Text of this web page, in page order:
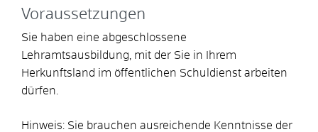
Voraussetzungen
Sie haben eine abgeschlossene
Lehramtsausbildung, mit der Sie in Ihrem
Herkunftsland im öffentlichen Schuldienst arbeiten
dürfen.
Hinweis: Sie brauchen ausreichende Kenntnisse der